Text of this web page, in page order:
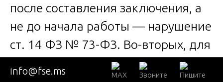
после составления заключения, а
не до начала работы — нарушение
ст. 14 ФЗ № 73-ФЗ. Во-вторых, для
ответа на вопрос о влиянии
info@fse.ms